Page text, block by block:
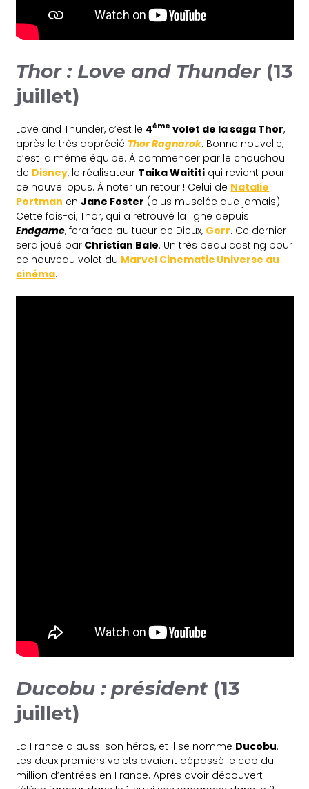
Thor : Love and Thunder(13
juillet)
Love and Thunder, c’est le 4ème volet de la saga Thor,
après le très apprécié Thor Ragnarok. Bonne nouvelle,
c’est la même équipe. À commencer par le chouchou
de Disney, le réalisateur Taika Waititi qui revient pour
ce nouvel opus. À noter un retour ! Celui de Natalie
Portman enJane Foster (plus musclée que jamais).
Cette fois-ci, Thor, qui a retrouvé la ligne depuis
Endgame, fera face au tueur de Dieux, Gorr. Ce dernier
sera joué par Christian Bale. Un très beau casting pour
ce nouveau volet du Marvel Cinematic Universe au
cinéma.
Ducobu : président (13
juillet)
La France a aussi son héros, et il se nomme Ducobu.
Les deux premiers volets avaient dépassé le cap du
million d’entrées en France. Après avoir découvert